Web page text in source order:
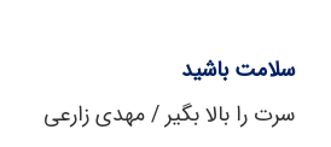
سلامت باشید
سرت را بالا بگیر / مهدی زارعی